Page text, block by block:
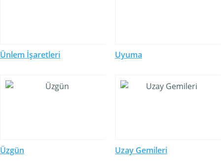
Ünlem İşaretleri Uyuma
Üzgün Uzay Gemileri